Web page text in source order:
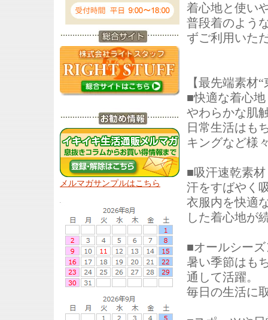
メルマガサンプルはこちら
着心地と使い
普段着のよう
ずご利用いた
【最先端素材
■快適な着心地
やわらかな肌
日常生活はも
キングなど様
■吸汗速乾素材
汗をすばやく
衣服内を快適
した着心地が
■オールシー
暑い季節はも
通して活躍。
毎日の生活に